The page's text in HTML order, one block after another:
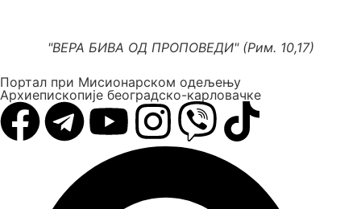
"ВЕРА БИВА ОД ПРОПОВЕДИ" (Рим. 10,17)
Портал при Мисионарском одељењу
Архиепископије београдско-карловачке